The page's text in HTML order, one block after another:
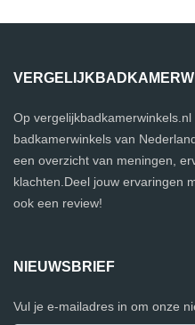
Op
badkamerwinkels van
een overzicht van meningen,
klachten.Deel jouw ervaringen
ook een review!
NIEUWSBRIEF
Vul je e-mailadres in om onze